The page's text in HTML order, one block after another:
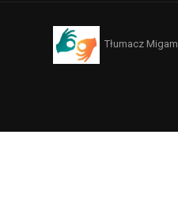
Tłumacz Migam